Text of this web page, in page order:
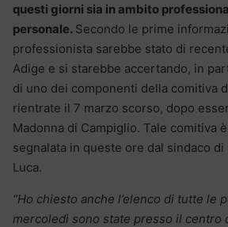
questi giorni sia in ambito
personale. Secondo le prime
professionista sarebbe stato di
Adige e si starebbe accertando, in
di uno dei componenti della comitiva
rientrate il 7 marzo scorso, dopo
Madonna di Campiglio. Tale comitiva
segnalata in queste ore dal sindaco di
Luca.
“Ho chiesto anche l’elenco di tutte le
mercoledì sono state presso il centro